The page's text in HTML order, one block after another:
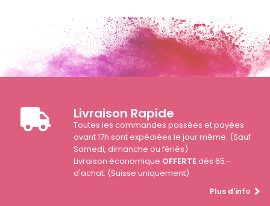
Livraison Rapide
Toutes les commandes passées et payées
avant 17h sont expédiées le jour même. (Sauf
Samedi, dimanche ou fériés)
Livraison économique OFFERTEdès 65.-
d'achat. (Suisse uniquement)
Plus d'info